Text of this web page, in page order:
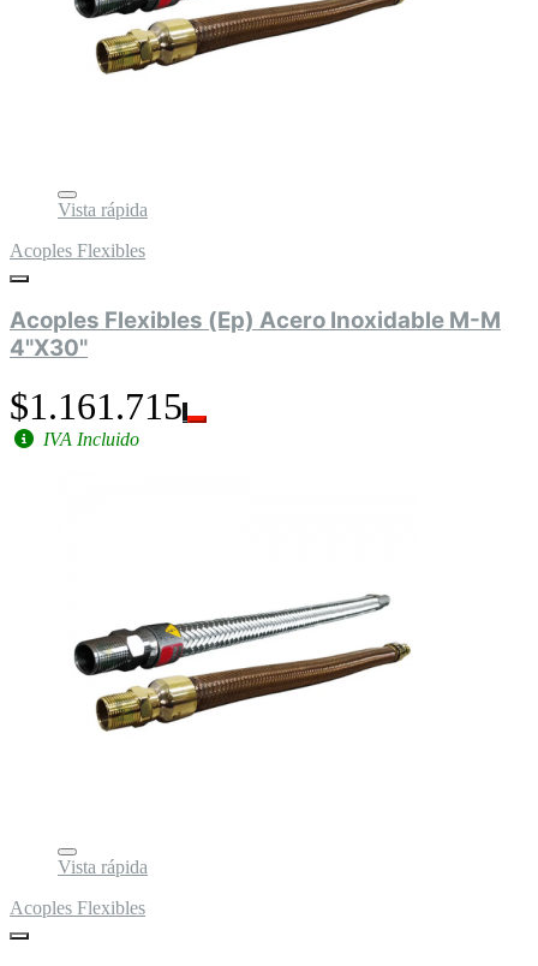
Vista rápida
Acoples Flexibles
Acoples Flexibles (Ep) Acero Inoxidable M-M
4"X30"
$1.161.715
IVA Incluido
Vista rápida
Acoples Flexibles